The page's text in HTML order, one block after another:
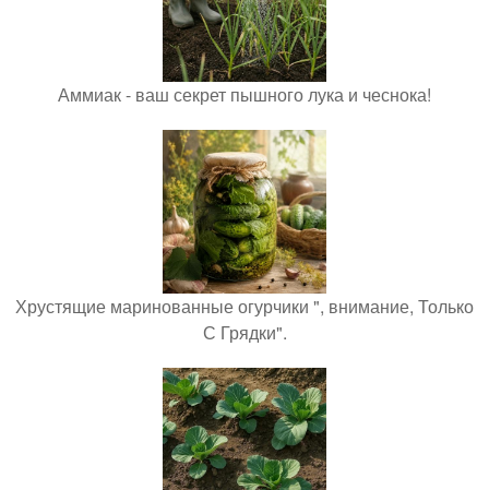
Аммиак - ваш секрет пышного лука и чеснока!
Хрустящие маринованные огурчики ", внимание, Только
С Грядки".